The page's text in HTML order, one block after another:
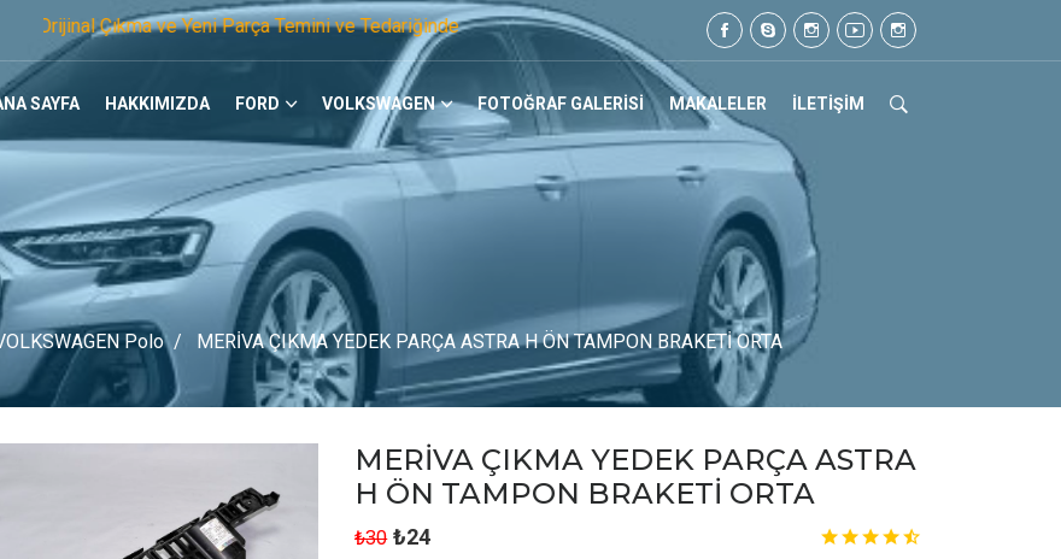
Çıkma ve Yeni Parça Temini ve Tedariğinde Öncü Firmayız. Tel: 0505 105 07 17
SAYFA HAKKIMIZDA FORD VOLKSWAGEN FOTOĞRAF GALERİSİ MAKALELER İLETİŞİM
Polo MERİVA ÇIKMA YEDEK PARÇA ASTRA H ÖN TAMPON BRAKETİ ORTA
MERİVA ÇIKMA YEDEK PARÇA ASTRA
H ÖN TAMPON BRAKETİ ORTA
₺30 ₺24